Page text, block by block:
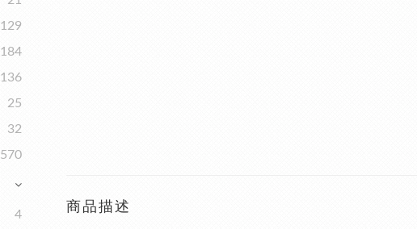
129
184
136
25
32
570
4
商品描述